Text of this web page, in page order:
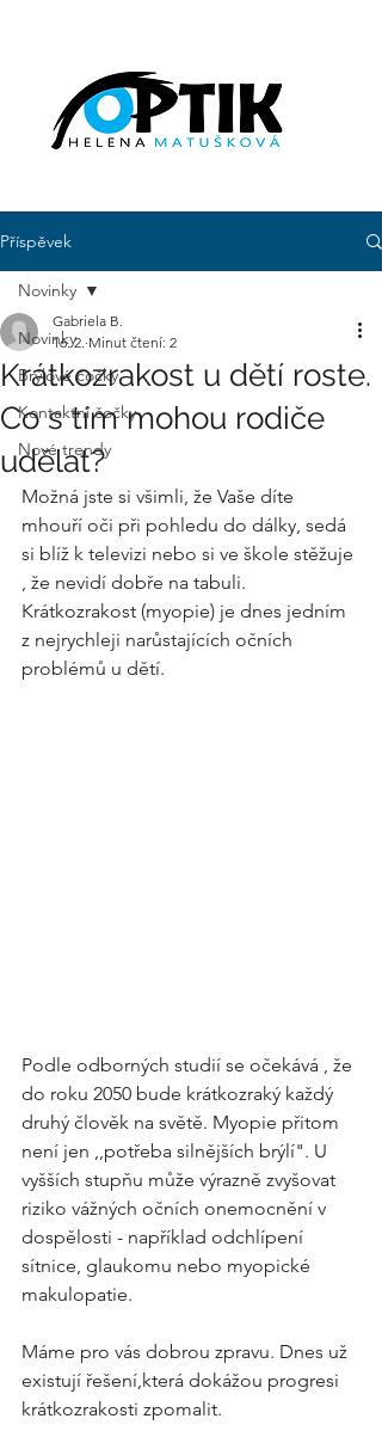
Příspěvek
Novinky
Brýlové čočky
Kontaktní čočky
Nové trendy
Novinky
Krátkozrakost u dětí roste.
Co s tím mohou rodiče
udělat?
Gabriela B.
16. 2. Minut čtení: 2
Možná jste si všimli, že Vaše díte
mhouří oči při pohledu do dálky, sedá
si blíž k televizi nebo si ve škole stěžuje
, že nevidí dobře na tabuli.
Krátkozrakost (myopie) je dnes jedním
z nejrychleji narůstajících očních
problémů u dětí.
Podle odborných studií se očekává , že
do roku 2050 bude krátkozraký každý
druhý člověk na světě. Myopie přitom
není jen ,,potřeba silnějších brýlí". U
vyšších stupňu může výrazně zvyšovat
riziko vážných očních onemocnění v
dospělosti - například odchlípení
sítnice, glaukomu nebo myopické
makulopatie.
Máme pro vás dobrou zpravu. Dnes už
existují řešení,která dokážou progresi
krátkozrakosti zpomalit.